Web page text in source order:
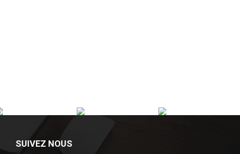
SUIVEZ NOUS